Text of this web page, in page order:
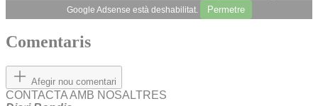
Google Adsense està deshabilitat. Permetre
Comentaris
Afegir nou comentari
CONTACTA AMB NOSALTRES